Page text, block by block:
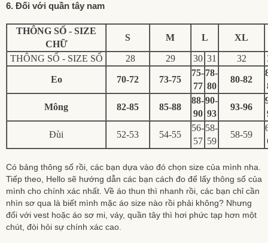
6. Đối với quần tây nam
THÔNG SỐ - SIZE
CHỮ
S M L XL
THÔNG SỐ - SIZE SỐ 28 29 30 31 32
Eo 70-72 73-75
75-
77
78-
80
80-82
Mông 82-85 85-88
88-
90
90-
93
93-96
Đùi 52-53 54-55
56-
57
58-
59
58-59
Có bảng thông số rồi, các bạn dựa vào đó chọn size của mình nha.
Tiếp theo, Hello sẽ hướng dẫn các bạn cách đo để lấy thông số của
mình cho chính xác nhất. Về áo thun thì nhanh rồi, các bạn chỉ cần
nhìn sơ qua là biết mình mặc áo size nào rồi phải không? Nhưng
đối với vest hoặc áo sơ mi, váy, quần tây thì hơi phức tạp hơn một
chút, đòi hỏi sự chính xác cao.